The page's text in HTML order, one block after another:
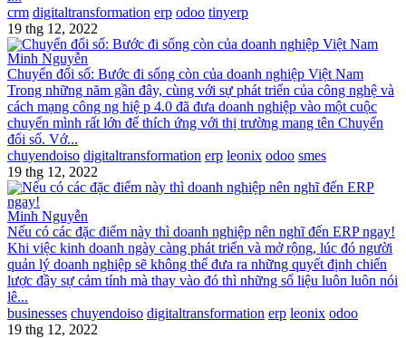
crm digitaltransformation erp odoo tinyerp
19 thg 12, 2022
Minh Nguyễn
​Chuyển đổi số: Bước đi sống còn của doanh nghiệp Việt Nam
Trong những năm gần đây, cùng với sự phát triển của công nghệ và
cách mạng công ng hiệ p 4.0 đã đưa doanh nghiệp vào một cuộc
chuyển mình rất lớn để thích ứng với thị trường mang tên Chuyển
đổi số. Vớ...
chuyendoiso digitaltransformation erp leonix odoo smes
19 thg 12, 2022
Minh Nguyễn
​Nếu có các đặc điểm này thì doanh nghiệp nên nghĩ đến ERP ngay!
Khi việc kinh doanh ngày càng phát triển và mở rộng, lúc đó người
quản lý doanh nghiệp sẽ không thể đưa ra những quyết định chiến
lược đầy sự cảm tính mà thay vào đó thì những số liệu luôn luôn nói
lê...
businesses chuyendoiso digitaltransformation erp leonix odoo
19 thg 12, 2022